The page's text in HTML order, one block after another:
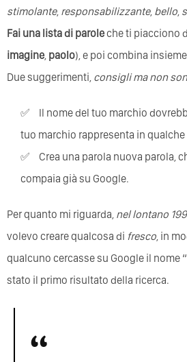
stimolante, responsabilizzante, bello
Fai una lista di paroleche ti piacciono
imagine paolo), e poi combina
Due suggerimenti, consigli ma non
il nome del tuo marchio dovrebbe incarnare ciò che il
tuo marchio rappresenta in
crea una parola nuova parola, che ad esempio non
compaia già su Google.
Per quanto mi riguarda, nel lontano
volevo creare qualcosa di fresco , in
qualcuno cercasse su Google il nome “
stato il primo risultato della ricerca.